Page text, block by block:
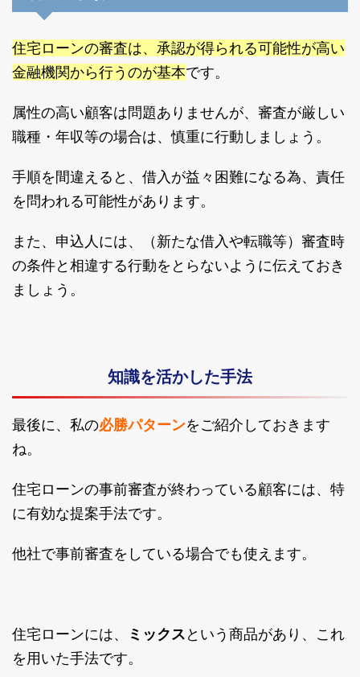
住宅ローンの審査は、承認が得られる可能性が高い
金融機関から行うのが基本です。
属性の高い顧客は問題ありませんが、審査が厳しい
職種・年収等の場合は、慎重に行動しましょう。
手順を間違えると、借入が益々困難になる為、責任
を問われる可能性があります。
また、申込人には、（新たな借入や転職等）審査時
の条件と相違する行動をとらないように伝えておき
ましょう。
知識を活かした手法
最後に、私の必勝パターンをご紹介しておきます
ね。
住宅ローンの事前審査が終わっている顧客には、特
に有効な提案手法です。
他社で事前審査をしている場合でも使えます。
住宅ローンには、 ミックス という商品があり、これ
を用いた手法です。